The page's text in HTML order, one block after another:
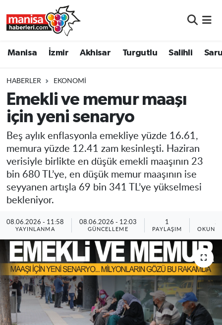
Manisa İzmir Akhisar Turgutlu Salihli
HABERLER EKONOMI
Emekli ve memur maaşı
için yeni senaryo
Beş aylık enflasyonla emekliye yüzde 16.61,
memura yüzde 12.41 zam kesinleşti. Haziran
verisiyle birlikte en düşük emekli maaşının 23
bin 680 TL’ye, en düşük memur maaşının ise
seyyanen artışla 69 bin 341 TL’ye yükselmesi
bekleniyor.
08.06.2026 - 11:58
YAYINLANMA
08.06.2026 - 12:03
GÜNCELLEME
1
PAYLAŞIM
Turgutlu
Salihli
Saruhanlı
Soma
Manisa Nöbetçi Eczaneler
Manisa Trafik Yoğunluk Haritası
Süper Lig Puan Durumu ve Fikstür
Tüm Manşetler
Son Dakika Haberleri